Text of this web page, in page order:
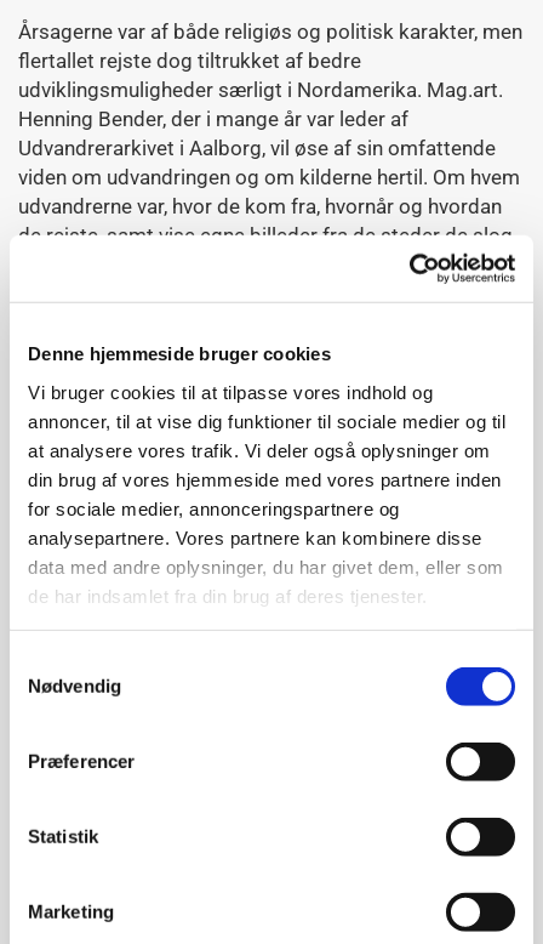
Denne hjemmeside bruger cookies
Vi bruger cookies til at tilpasse vores indhold og
annoncer, til at vise dig funktioner til sociale medier og til
at analysere vores trafik. Vi deler også oplysninger om
din brug af vores hjemmeside med vores partnere inden
for sociale medier, annonceringspartnere og
analysepartnere. Vores partnere kan kombinere disse
data med andre oplysninger, du har givet dem, eller som
de har indsamlet fra din brug af deres tjenester.
Nødvendig
Præferencer
Statistik
Marketing
Årsagerne var af både religiøs og politisk karakter, men
flertallet rejste dog tiltrukket af bedre
udviklingsmuligheder særligt i Nordamerika. Mag.art.
Henning Bender, der i mange år var leder af
Udvandrerarkivet i Aalborg, vil øse af sin omfattende
viden om udvandringen og om kilderne hertil. Om hvem
udvandrerne var, hvor de kom fra, hvornår og hvordan
de rejste, samt vise egne billeder fra de steder de slog
Pris: 50 kr. (Medlemmer af Danske Slægtsforskere
Sydfyn: gratis).
Billetter købes ved indgangen.
Foredraget er arrangeret af Danske Slægtsforskere
Sydfyn i samarbejde med Svendborg Folkeuniversitet.